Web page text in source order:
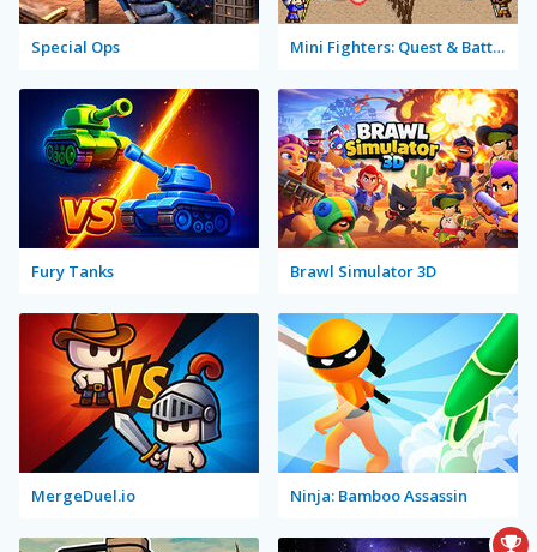
Special Ops Mini Fighters: Quest & Battle
Fury Tanks Brawl Simulator 3D
MergeDuel.io Ninja: Bamboo Assassin